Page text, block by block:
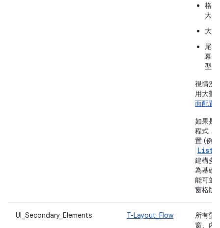
格
大
大
尾
幕
型
視情況
用大螢
面配置
如果是
程式，
置 (例如
建構多
為基礎
能可並
窗格版
UI_Secondary_Elements T-Layout_Flow
所有螢
窗、內